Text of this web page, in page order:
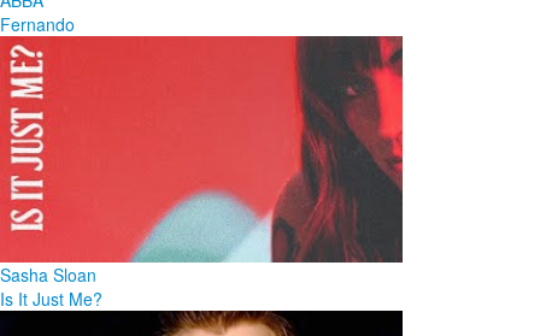
Fernando
Sasha Sloan
Is It Just Me?